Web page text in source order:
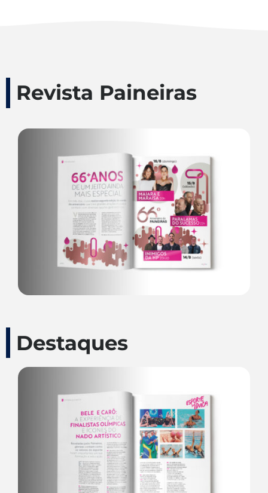
Revista Paineiras
Destaques